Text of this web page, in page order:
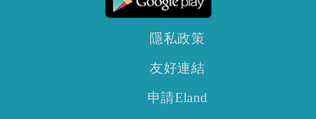
隱私政策
友好連結
申請Eland